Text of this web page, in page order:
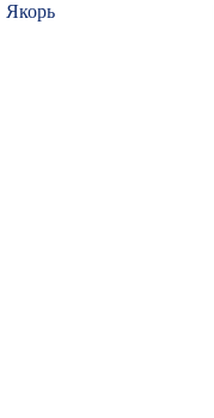
Якорь